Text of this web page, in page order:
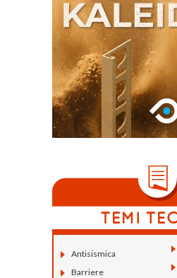
Antisismica
Barriere